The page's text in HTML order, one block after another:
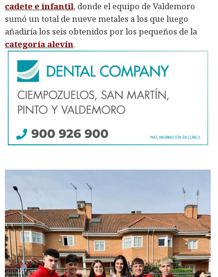
cadete e infantil, donde el equipo de Valdemoro
sumó un total de nueve metales a los que luego
añadiría los seis obtenidos por los pequeños de la
categoría alevín.